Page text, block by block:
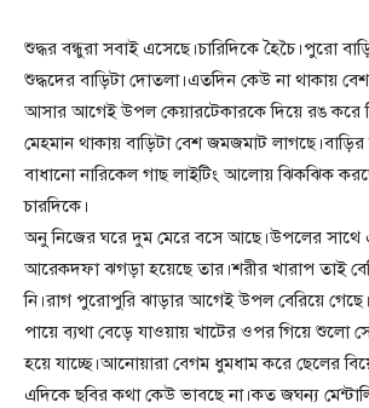
শুদ্ধর বন্ধুরা সবাই এসেছে।চারিদিকে হৈচৈ।পুরো
শুদ্ধদের বাড়িটা দোতলা।এতদিন কেউ না থাকায়
আসার আগেই উপল কেয়ারটেকারকে দিয়ে রঙ করে
মেহমান থাকায় বাড়িটা বেশ জমজমাট লাগছে।বাড়ির
বাধানো নারিকেল গাছ লাইটিং আলোয় ঝিকঝিক
চারদিকে।
অনু নিজের ঘরে দুম মেরে বসে আছে।উপলের
আরেকদফা ঝগড়া হয়েছে তার।শরীর খারাপ তাই
নি।রাগ পুরোপুরি ঝাড়ার আগেই উপল বেরিয়ে গেছে।
পায়ে ব্যথা বেড়ে যাওয়ায় খাটের ওপর গিয়ে শুলো
হয়ে যাচ্ছে।আনোয়ারা বেগম ধুমধাম করে ছেলের
এদিকে ছবির কথা কেউ ভাবছে না।কত জঘন্য